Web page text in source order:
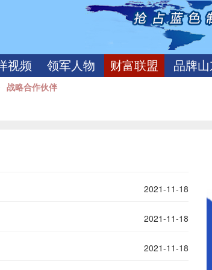
视频 领军人物 财富联盟 品牌
战略合作伙伴
2021-11-18
2021-11-18
2021-11-18